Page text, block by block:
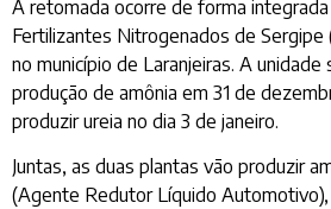
A retomada ocorre de forma integrada
Fertilizantes Nitrogenados de Sergipe
no município de Laranjeiras. A unidade
produção de amônia em 31 de
produzir ureia no dia 3 de janeiro.
Juntas, as duas plantas vão produzir
(Agente Redutor Líquido